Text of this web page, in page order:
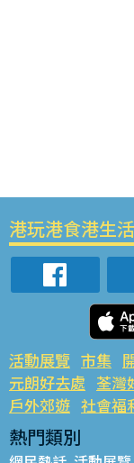
港玩港食港生活
活動展覽 市集
元朗好去處 荃灣
戶外郊遊 社會福
熱門類別